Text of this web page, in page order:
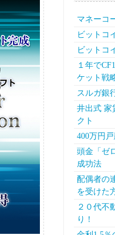
マネーコ
ビットコ
ビットコ
１年で
ケット戦
スルガ銀
井出式 家
クト
400万円
頭金「ゼ
成功法
配偶者の
を受けた
２０代不
り！